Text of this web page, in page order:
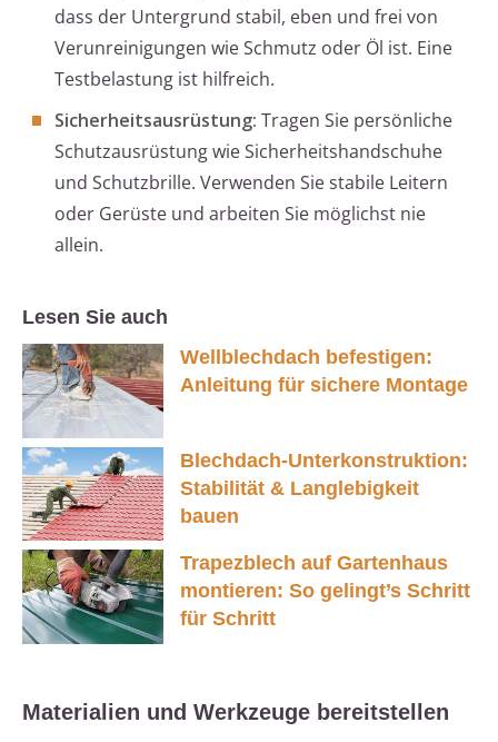
dass der Untergrund stabil, eben und frei von
Verunreinigungen wie Schmutz oder Öl ist. Eine
Testbelastung ist hilfreich.
Sicherheitsausrüstung: Tragen Sie persönliche
Schutzausrüstung wie Sicherheitshandschuhe
und Schutzbrille. Verwenden Sie stabile Leitern
oder Gerüste und arbeiten Sie möglichst nie
allein.
Lesen Sie auch
Wellblechdach befestigen:
Anleitung für sichere Montage
Blechdach-Unterkonstruktion:
Stabilität & Langlebigkeit
bauen
Trapezblech auf Gartenhaus
montieren: So gelingt’s Schritt
für Schritt
Materialien und Werkzeuge bereitstellen